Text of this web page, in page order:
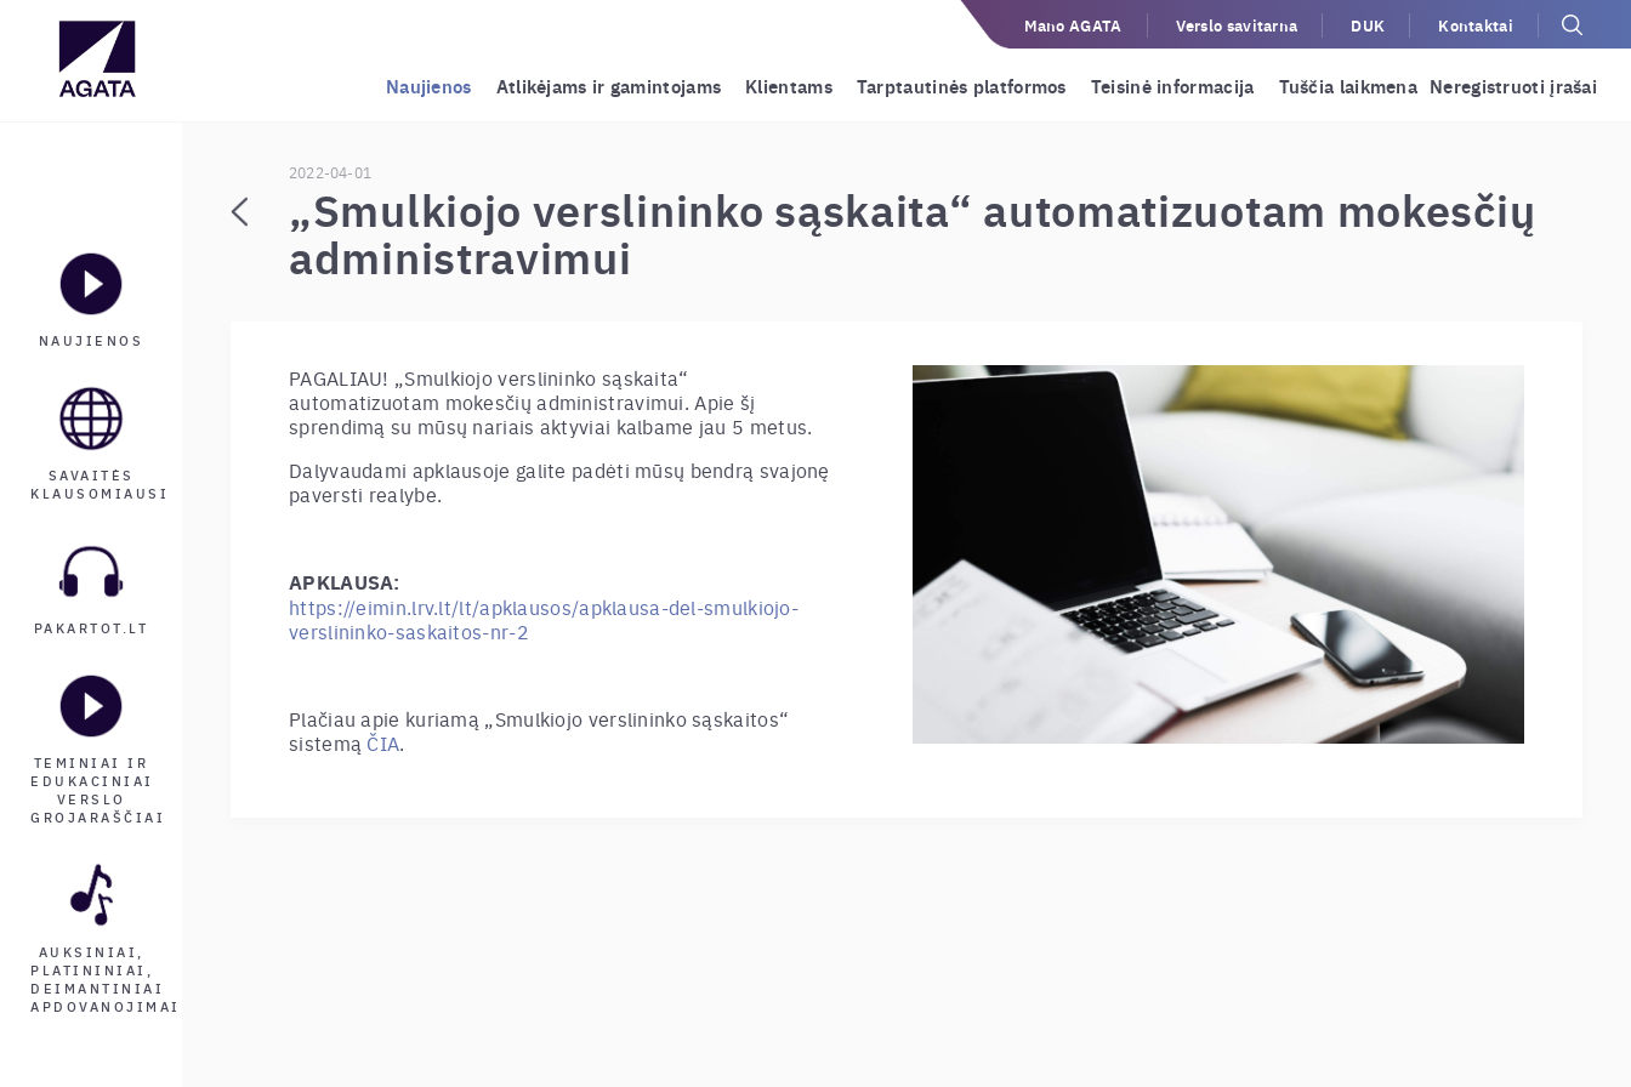
Mano AGATA Verslo savitarna DUK Kontaktai
Naujienos Atlikėjams ir gamintojams Klientams Tarptautinės platformos Teisinė informacija Tuščia laikmena Neregistruoti įrašai
NAUJIENOS
SAVAITĖS
KLAUSOMIAUSI
PAKARTOT.LT
TEMINIAI IR
EDUKACINIAI
VERSLO
GROJARAŠČIAI
AUKSINIAI,
PLATININIAI,
DEIMANTINIAI
APDOVANOJIMAI
2022-04-01
„Smulkiojo verslininko sąskaita“ automatizuotam mokesčių
administravimui
PAGALIAU! „Smulkiojo verslininko sąskaita“
automatizuotam mokesčių administravimui. Apie šį
sprendimą su mūsų nariais aktyviai kalbame jau 5 metus.
Dalyvaudami apklausoje galite padėti mūsų bendrą svajonę
paversti realybe.
APKLAUSA:
https://eimin.lrv.lt/lt/apklausos/apklausa-del-smulkiojo-
verslininko-saskaitos-nr-2
Plačiau apie kuriamą „Smulkiojo verslininko sąskaitos“
sistemą ČIA.